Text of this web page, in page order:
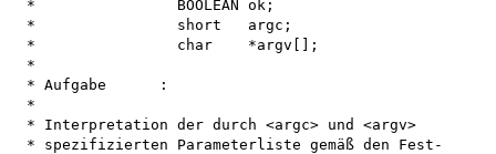
*                BOOLEAN ok;
*                short   argc;
*                char    *argv[];
*
* Aufgabe      :
*
* Interpretation der durch <argc> und <argv>
* spezifizierten Parameterliste gemäß den Fest-